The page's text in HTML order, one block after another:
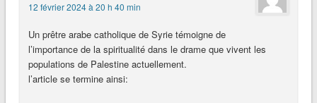
12 février 2024 à 20 h 40 min
Un prêtre arabe catholique de Syrie témoigne de
l’importance de la spiritualité dans le drame que vivent les
populations de Palestine actuellement.
l’article se termine ainsi: